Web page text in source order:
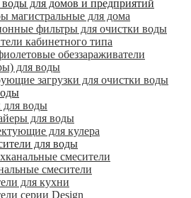
для домов и предприятий
магистральные для дома
фильтры для очистки воды
кабинетного типа
обеззараживатели
для воды
загрузки для очистки воды
для воды
для воды
для кулера
для воды
смесители
смесители
для кухни
серии Design